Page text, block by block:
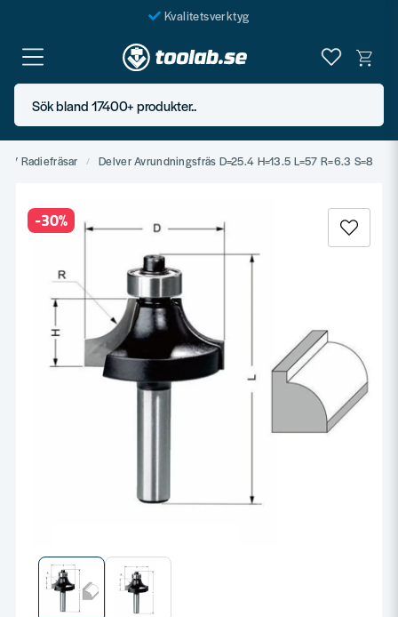
Kvalitetsverktyg
Fraktfritt över 999 SEK*
En järnhandel för alla
Butik i Göteborg
Sök bland 17400+ produkter..
/ Radiefräsar Delver Avrundningsfräs D=25.4 H=13.5 L=57 R=6.3 S=8
-30%